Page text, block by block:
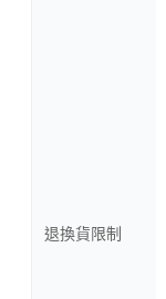
退換貨限制